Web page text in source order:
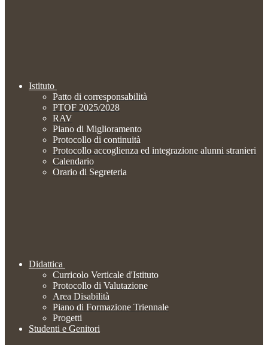
Istituto
Patto di corresponsabilità
PTOF 2025/2028
RAV
Piano di Miglioramento
Protocollo di continuità
Protocollo accoglienza ed integrazione alunni stranieri
Calendario
Orario di Segreteria
Didattica
Curricolo Verticale d'Istituto
Protocollo di Valutazione
Area Disabilità
Piano di Formazione Triennale
Progetti
Studenti e Genitori